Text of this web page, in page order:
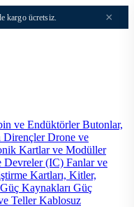
kargo ücretsiz. ×
ve EndüktörlerButonlar,
DirençlerDrone ve
Kartlar ve Modüller
Devreler (IC) Fanlar ve
Kartları, Kitler,
Güç Kaynakları Güç
TellerKablosuz